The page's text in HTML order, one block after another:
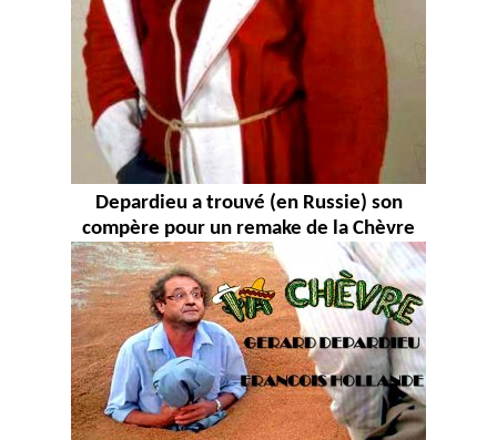
Depardieu a trouvé (en Russie) son
compère pour un remake de la Chèvre